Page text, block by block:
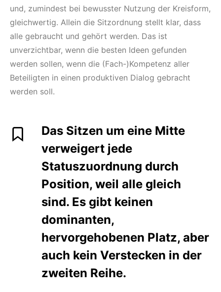
und, zumindest bei bewusster Nutzung der Kreisform,
gleichwertig. Allein die Sitzordnung stellt klar, dass
alle gebraucht und gehört werden. Das ist
unverzichtbar, wenn die besten Ideen gefunden
werden sollen, wenn die (Fach-)Kompetenz aller
Beteiligten in einen produktiven Dialog gebracht
werden soll.
Das Sitzen um eine Mitte
verweigert jede
Statuszuordnung durch
Position, weil alle gleich
sind. Es gibt keinen
dominanten,
hervorgehobenen Platz, aber
auch kein Verstecken in der
zweiten Reihe.